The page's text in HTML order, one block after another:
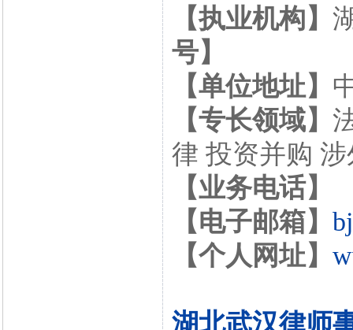
【执业机构】
号】
【单位地址】
【专长领域】
律 投资并购
【业务电话】
【电子邮箱】
【个人网址】
湖北武汉律师